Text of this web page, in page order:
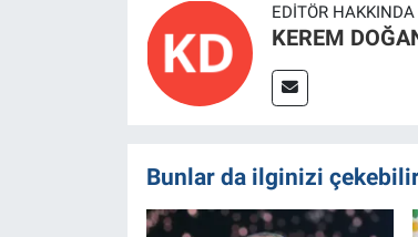
EDITÖR HAKKINDA
KEREM
Bunlar da ilginizi